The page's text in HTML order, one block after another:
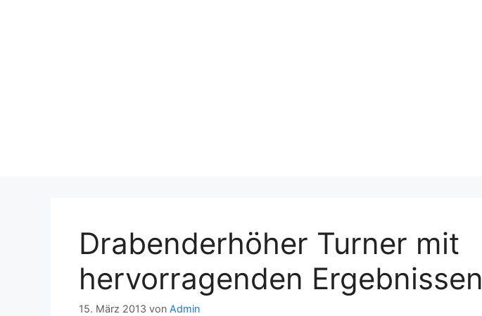
Drabenderhöher Turner mit
hervorragenden Ergebnissen
15. März 2013 von Admin